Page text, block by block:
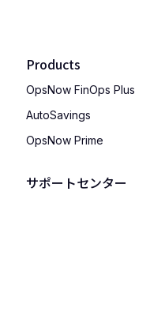
Products
OpsNow FinOps Plus
AutoSavings
OpsNow Prime
サポートセンター